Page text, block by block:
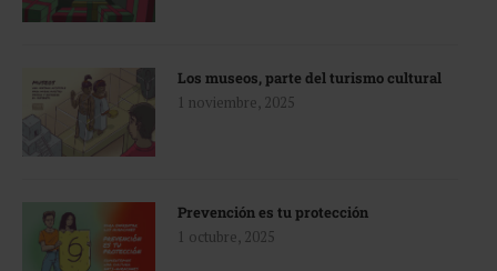
Los museos, parte del turismo cultural
1 noviembre, 2025
Prevención es tu protección
1 octubre, 2025